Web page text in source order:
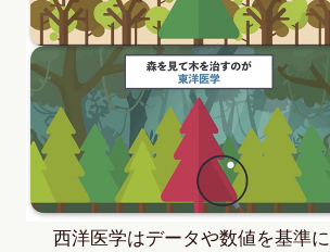
西洋医学はデータや数値を基準に